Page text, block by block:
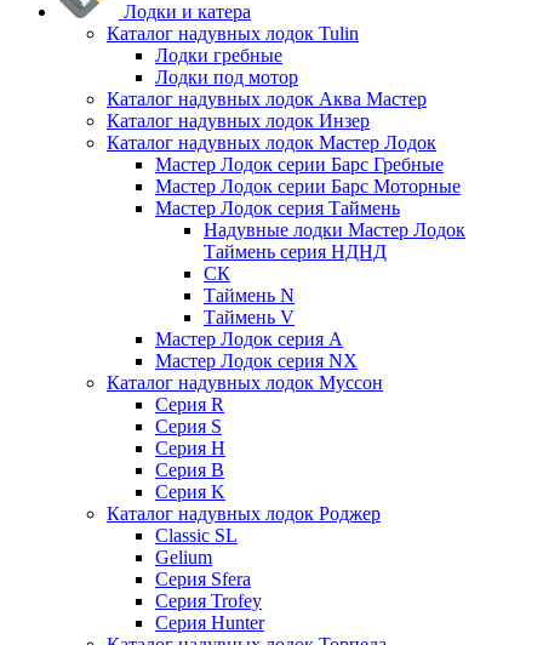
Лодки и катера
Каталог надувных лодок Tulin
Лодки гребные
Лодки под мотор
Каталог надувных лодок Аква Мастер
Каталог надувных лодок Инзер
Каталог надувных лодок Мастер Лодок
Мастер Лодок серии Барс Гребные
Мастер Лодок серии Барс Моторные
Мастер Лодок серия Таймень
Надувные лодки Мастер Лодок
Таймень серия НДНД
СК
Таймень N
Таймень V
Мастер Лодок серия А
Мастер Лодок серия NX
Каталог надувных лодок Муссон
Серия R
Серия S
Серия H
Серия B
Серия K
Каталог надувных лодок Роджер
Classic SL
Gelium
Серия Sfera
Серия Trofey
Серия Hunter